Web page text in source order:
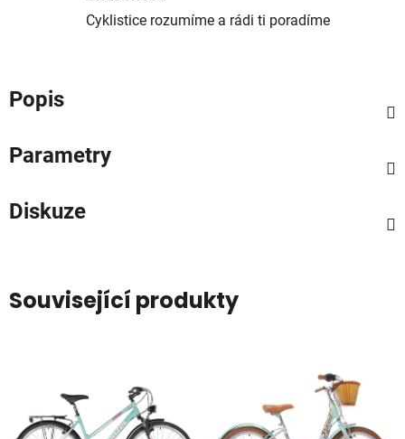
Cyklistice rozumíme a rádi ti poradíme
Popis
Parametry
Diskuze
Související produkty